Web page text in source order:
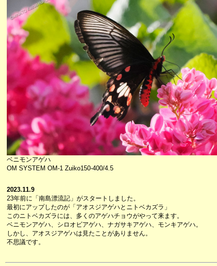
ベニモンアゲハ
OM SYSTEM OM-1 Zuiko150-400/4.5
2023.11.9
23年前に「南島漂流記」がスタートしました。
最初にアップしたのが「アオスジアゲハとニトベカズラ」
このニトベカズラには、多くのアゲハチョウがやって来ます。
ベニモンアゲハ、シロオビアゲハ、ナガサキアゲハ、モンキアゲハ。
しかし、アオスジアゲハは見たことがありません。
不思議です。